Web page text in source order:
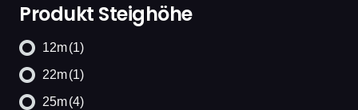
Produkt Steighöhe
12m(1)
22m(1)
25m(4)